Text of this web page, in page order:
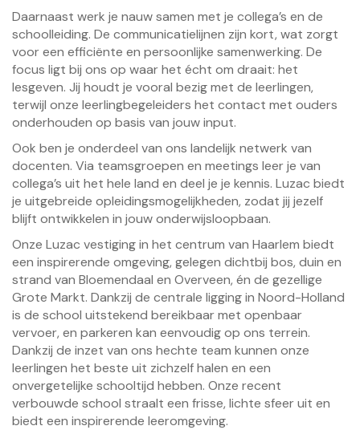
Daarnaast werk je nauw samen met je collega’s en de
schoolleiding. De communicatielijnen zijn kort, wat zorgt
voor een efficiënte en persoonlijke samenwerking. De
focus ligt bij ons op waar het écht om draait: het
lesgeven. Jij houdt je vooral bezig met de leerlingen,
terwijl onze leerlingbegeleiders het contact met ouders
onderhouden op basis van jouw input.
Ook ben je onderdeel van ons landelijk netwerk van
docenten. Via teamsgroepen en meetings leer je van
collega’s uit het hele land en deel je je kennis. Luzac biedt
je uitgebreide opleidingsmogelijkheden, zodat jij jezelf
blijft ontwikkelen in jouw onderwijsloopbaan.
Onze Luzac vestiging in het centrum van Haarlem biedt
een inspirerende omgeving, gelegen dichtbij bos, duin en
strand van Bloemendaal en Overveen, én de gezellige
Grote Markt. Dankzij de centrale ligging in Noord-Holland
is de school uitstekend bereikbaar met openbaar
vervoer, en parkeren kan eenvoudig op ons terrein.
Dankzij de inzet van ons hechte team kunnen onze
leerlingen het beste uit zichzelf halen en een
onvergetelijke schooltijd hebben. Onze recent
verbouwde school straalt een frisse, lichte sfeer uit en
biedt een inspirerende leeromgeving.